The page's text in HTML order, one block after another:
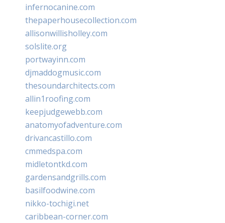
infernocanine.com
thepaperhousecollection.com
allisonwillisholley.com
solslite.org
portwayinn.com
djmaddogmusic.com
thesoundarchitects.com
allin1roofing.com
keepjudgewebb.com
anatomyofadventure.com
drivancastillo.com
cmmedspa.com
midletontkd.com
gardensandgrills.com
basilfoodwine.com
nikko-tochigi.net
caribbean-corner.com